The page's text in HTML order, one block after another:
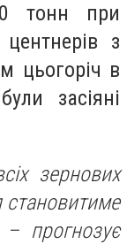
тонн при
з
цьогоріч в
засіяні
зернових
становитиме
прогнозує